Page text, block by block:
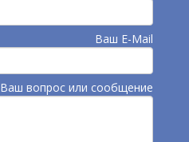
Ваш E-Mail
Ваш вопрос или сообщение